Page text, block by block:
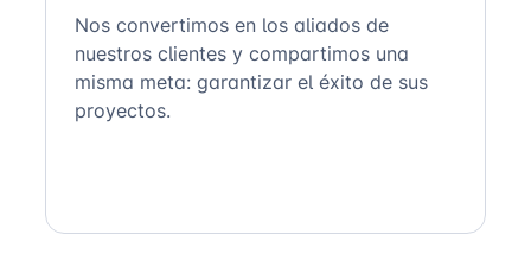
Nos convertimos en los aliados de
nuestros clientes y compartimos una
misma meta: garantizar el éxito de sus
proyectos.